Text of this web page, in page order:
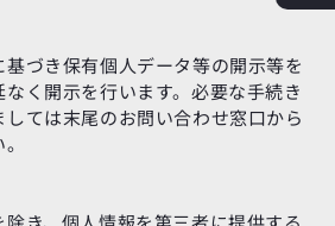
づき保有個人データ等の開示等を
く開示を行います。必要な手続き
ては末尾のお問い合わせ窓口から